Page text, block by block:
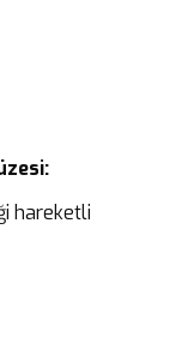
hareketli